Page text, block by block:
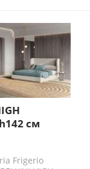
см
Frigerio